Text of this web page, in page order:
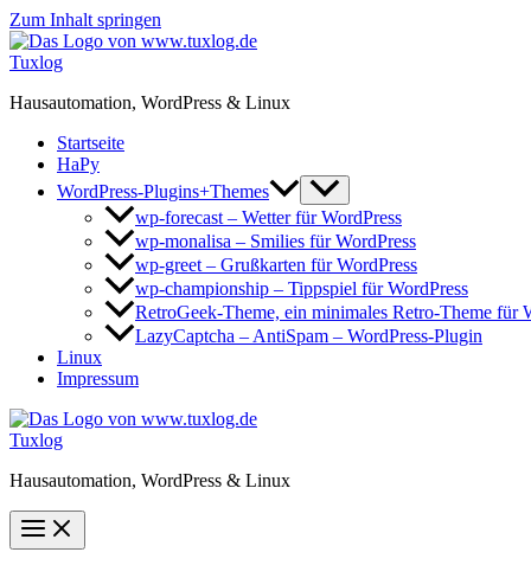
Zum Inhalt springen
Tuxlog
Hausautomation, WordPress & Linux
Startseite
HaPy
WordPress-Plugins+Themes
wp-forecast – Wetter für WordPress
wp-monalisa – Smilies für WordPress
wp-greet – Grußkarten für WordPress
wp-championship – Tippspiel für WordPress
RetroGeek-Theme, ein minimales Retro-Theme für
LazyCaptcha – AntiSpam – WordPress-Plugin
Linux
Impressum
Tuxlog
Hausautomation, WordPress & Linux